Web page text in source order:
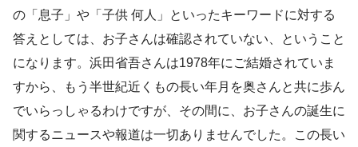
の「息子」や「子供 何人」といったキーワードに対する
答えとしては、お子さんは確認されていない、ということ
になります。浜田省吾さんは1978年にご結婚されていま
すから、もう半世紀近くもの長い年月を奥さんと共に歩ん
でいらっしゃるわけですが、その間に、お子さんの誕生に
関するニュースや報道は一切ありませんでした。この長い